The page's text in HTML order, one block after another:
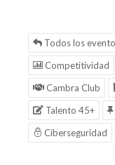
Todos los
Competitividad
Cambra Club
Talento 45+
Ciberseguridad